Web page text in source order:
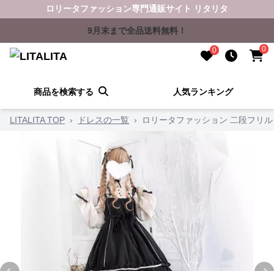
ロリータファッション専門通販サイト リタリタ
9月末まで全品送料無料！
0 0
商品を検索する 人気ランキング
LITALITA TOP › ドレスの一覧 › ロリータファッション 二段フリ